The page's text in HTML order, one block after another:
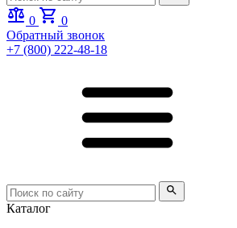
0
0
Обратный звонок
+7 (800) 222-48-18
Каталог